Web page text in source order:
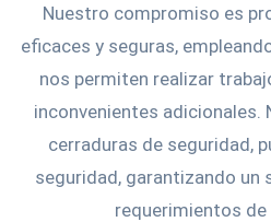
Nuestro compromiso es
eficaces y seguras,
nos permiten realizar
inconvenientes adicionales.
cerraduras de seguridad,
seguridad, garantizando un
requerimientos de